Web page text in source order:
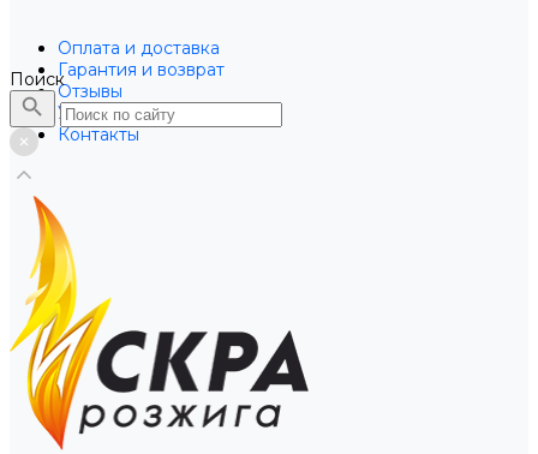
Оплата и доставка
Гарантия и возврат
Отзывы
Услуги
Контакты
Поиск